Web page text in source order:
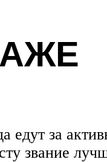
едут за
звание